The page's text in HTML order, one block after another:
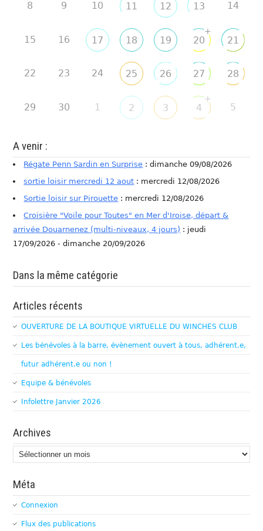
8 9 10 11 12 13 14
15 16 17 18 19 20
+
21
22 23 24 25 26 27 28
29 30 1 2 3 4
+
5
A venir :
Régate Penn Sardin en Surprise : dimanche 09/08/2026
sortie loisir mercredi 12 aout : mercredi 12/08/2026
Sortie loisir sur Pirouette : mercredi 12/08/2026
Croisière "Voile pour Toutes" en Mer d'Iroise, départ &
arrivée Douarnenez (multi-niveaux, 4 jours) : jeudi
17/09/2026 - dimanche 20/09/2026
Dans la même catégorie
Articles récents
OUVERTURE DE LA BOUTIQUE VIRTUELLE DU WINCHES CLUB
Les bénévoles à la barre, évènement ouvert à tous, adhérent.e,
futur adhérent.e ou non !
Equipe & bénévoles
Infolettre Janvier 2026
Archives
Archives
Méta
Connexion
Flux des publications